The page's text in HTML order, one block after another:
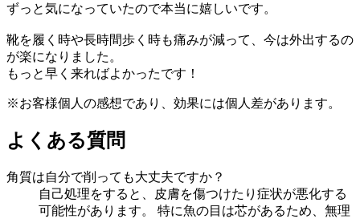
ずっと気になっていたので本当に嬉しいです。
靴を履く時や長時間歩く時も痛みが減って、今は外出するの
が楽になりました。
もっと早く来ればよかったです！
※お客様個人の感想であり、効果には個人差があります。
よくある質問
角質は自分で削っても大丈夫ですか？
自己処理をすると、皮膚を傷つけたり症状が悪化する
可能性があります。 特に魚の目は芯があるため、無理